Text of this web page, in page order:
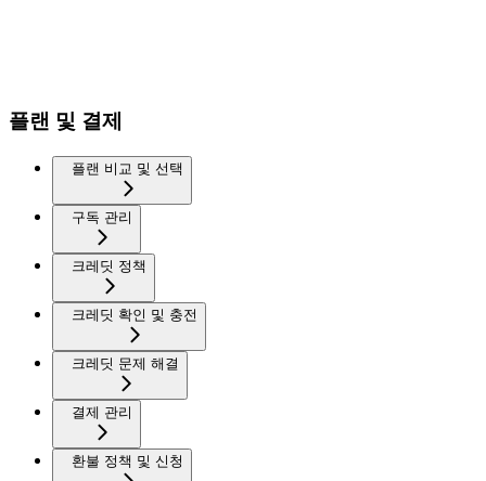
플랜 및 결제
플랜 비교 및 선택
구독 관리
크레딧 정책
크레딧 확인 및 충전
크레딧 문제 해결
결제 관리
환불 정책 및 신청